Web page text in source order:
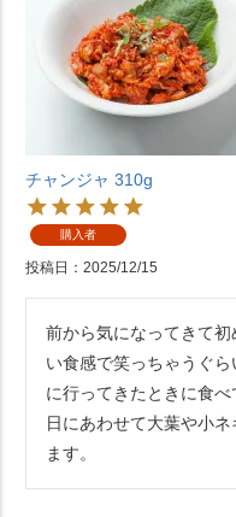
チャンジャ 310g
購入者
投稿日 2025/12/15
前から気になってきて
い食感で笑っちゃうぐ
に行ってきたときに食
日にあわせて大葉や小
ます。